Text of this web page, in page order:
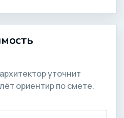
уточнит
ориентир по смете.